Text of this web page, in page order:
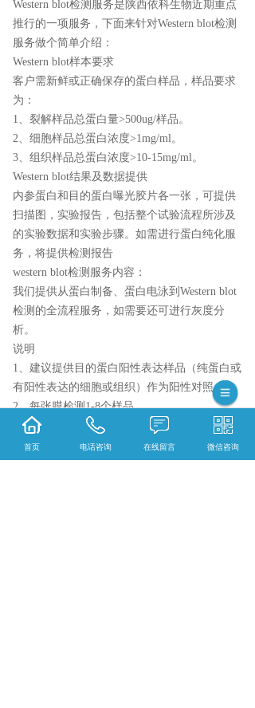
Western blot检测服务是陕西依科生物近期重点
推行的一项服务，下面来针对Western blot检测
服务做个简单介绍：
Western blot样本要求
客户需新鲜或正确保存的蛋白样品，样品要求
为：
1、裂解样品总蛋白量>500ug/样品。
2、细胞样品总蛋白浓度>1mg/ml。
3、组织样品总蛋白浓度>10-15mg/ml。
Western blot结果及数据提供
内参蛋白和目的蛋白曝光胶片各一张，可提供
扫描图，实验报告，包括整个试验流程所涉及
的实验数据和实验步骤。如需进行蛋白纯化服
务，将提供检测报告
western blot检测服务内容：
我们提供从蛋白制备、蛋白电泳到Western blot
检测的全流程服务，如需要还可进行灰度分
析。
说明
1、建议提供目的蛋白阳性表达样品（纯蛋白或
有阳性表达的细胞或组织）作为阳性对照。
2、每张膜检测1-8个样品。
3、如果
黑龙江一抗
由客户提供，请在正确条件
下保存，避免污染及反复冻融。
{陕西依科生物技术服务有限公司}口碑怎么
首页 电话咨询 在线留言 微信咨询